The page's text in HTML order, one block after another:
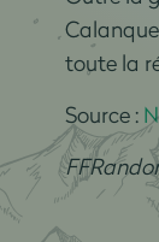
toute la
Source :